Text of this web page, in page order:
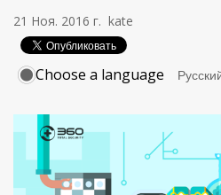
21 Ноя. 2016 г. kate
Choose a language